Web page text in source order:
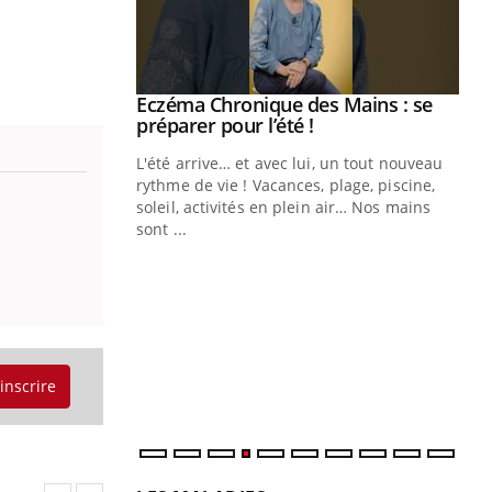
Youtube
Eczéma Chronique des Mains : se
préparer pour l’été !Youtube
L'été arrive… et avec lui, un tout nouveau
rythme de vie ! Vacances, plage, piscine,
soleil, activités en plein air… Nos mains
sont ...